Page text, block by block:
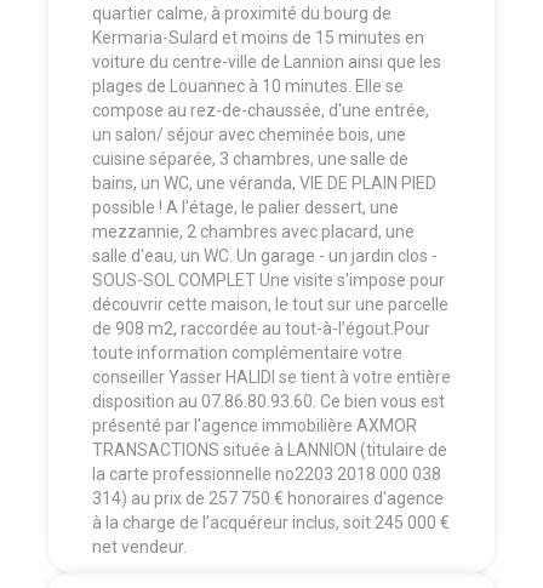
quartier calme, à proximité du bourg de
Kermaria-Sulard et moins de 15 minutes en
voiture du centre-ville de Lannion ainsi que les
plages de Louannec à 10 minutes. Elle se
compose au rez-de-chaussée, d'une entrée,
un salon/ séjour avec cheminée bois, une
cuisine séparée, 3 chambres, une salle de
bains, un WC, une véranda, VIE DE PLAIN PIED
possible ! A l'étage, le palier dessert, une
mezzannie, 2 chambres avec placard, une
salle d'eau, un WC. Un garage - un jardin clos -
SOUS-SOL COMPLET Une visite s'impose pour
découvrir cette maison, le tout sur une parcelle
de 908 m2, raccordée au tout-à-l’égout.Pour
toute information complémentaire votre
conseiller Yasser HALIDI se tient à votre entière
disposition au 07.86.80.93.60. Ce bien vous est
présenté par l'agence immobilière AXMOR
TRANSACTIONS située à LANNION (titulaire de
la carte professionnelle no2203 2018 000 038
314) au prix de 257 750 € honoraires d'agence
à la charge de l’acquéreur inclus, soit 245 000 €
net vendeur.